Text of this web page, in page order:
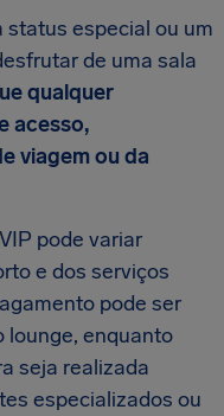
status especial ou um
de uma sala
qualquer
acesso,
viagem ou da
pode variar
e dos serviços
pode ser
lounge, enquanto
seja realizada
especializados ou